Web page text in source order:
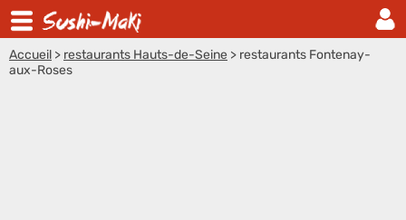
Accueil > restaurants Hauts-de-Seine > restaurants Fontenay-
aux-Roses